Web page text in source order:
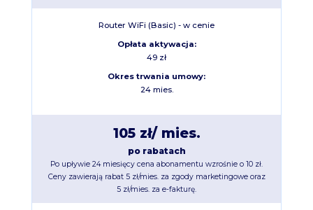
Router WiFi (Basic) - w cenie
Opłata aktywacja:
49 zł
Okres trwania umowy:
24 mies.
105 zł/ mies.
po rabatach
Po upływie 24 miesięcy cena abonamentu wzrośnie o 10 zł.
Ceny zawierają rabat 5 zł/mies. za zgody marketingowe oraz
5 zł/mies. za e-fakturę.